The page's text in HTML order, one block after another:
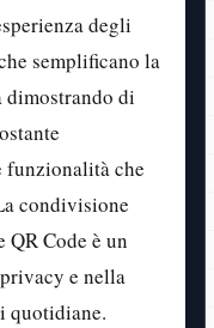
degli
semplificano la
dimostrando di
funzionalità che
condivisione
Code è un
e nella
quotidiane.